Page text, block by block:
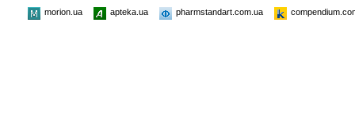
morion.ua apteka.ua pharmstandart.com.ua